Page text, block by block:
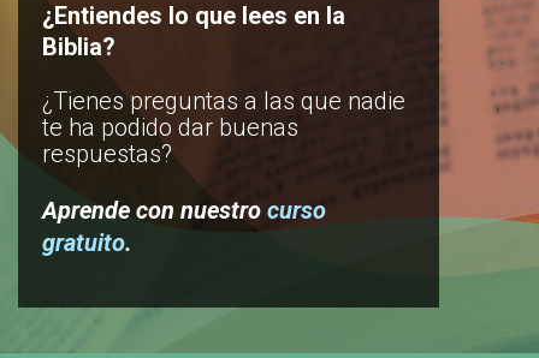
¿Entiendes lo que lees en la
Biblia?
¿Tienes preguntas a las que nadie
te ha podido dar buenas
respuestas?
Aprende con nuestro curso
gratuito.